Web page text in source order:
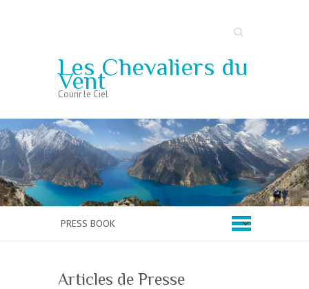
Search
Les Chevaliers du
Vent
Courir le Ciel
Articles de Presse